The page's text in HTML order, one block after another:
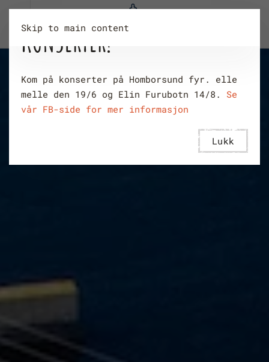
Skip to main content
KONSERTER!
Kom på konserter på Homborsund fyr. elle
melle den 19/6 og Elin Furubotn 14/8. Se
vår FB-side for mer informasjon
Lukk